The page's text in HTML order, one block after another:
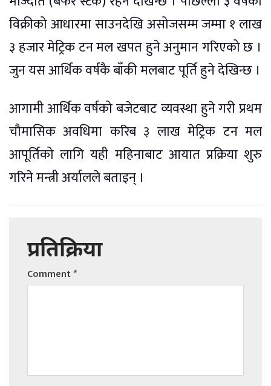
विक्रीको आधारमा साउनदेखि असोजसम्म जम्मा १ लाख
३ हजार मेट्रिक टन मल खपत हुने अनुमान गरिएको छ ।
जुन यस आर्थिक वर्षकै बाँकी मलबाट पूर्ति हुने देखिन्छ ।
आगामी आर्थिक वर्षको बजेटबाट व्यवस्था हुने गरी प्रथम
चौमासिक अवधिमा करिब ३ लाख मेट्रिक टन मल
आपूर्तिको लागि यही महिनाबाट आयात प्रक्रिया शुरु
गरिने मन्त्री अर्यालले बताइन् ।
प्रतिक्रिया
Comment*